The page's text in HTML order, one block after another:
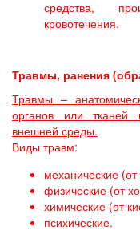
средства,
кровотечения.
Травмы, ранения
Травмы –
органов или тканей
внешней среды.
Виды травм:
механические
физические (от
химические (от
психические.